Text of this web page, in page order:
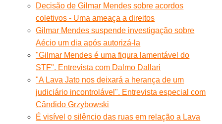
Decisão de Gilmar Mendes sobre acordos
coletivos - Uma ameaça a direitos
Gilmar Mendes suspende investigação sobre
Aécio um dia após autorizá-la
"Gilmar Mendes é uma figura lamentável do
STF". Entrevista com Dalmo Dallari
"A Lava Jato nos deixará a herança de um
judiciário incontrolável". Entrevista especial com
Cândido Grzybowski
É visível o silêncio das ruas em relação a Lava